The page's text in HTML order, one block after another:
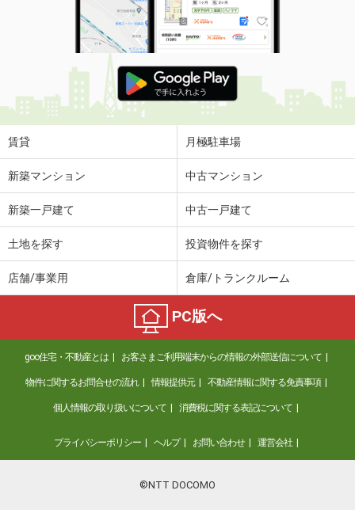
賃貸 月極駐車場
新築マンション 中古マンション
新築一戸建て 中古一戸建て
土地を探す 投資物件を探す
店舗/事業用 倉庫/トランクルーム
PC版へ
goo住宅・不動産とは お客さまご利用端末からの情報の外部送信について
物件に関するお問合せの流れ 情報提供元 不動産情報に関する免責事項
個人情報の取り扱いについて 消費税に関する表記について
プライバシーポリシー ヘルプ お問い合わせ 運営会社
©NTT DOCOMO